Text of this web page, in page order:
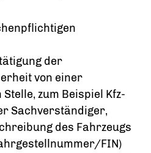
der
von einer
zum Beispiel Kfz-
Sachverständiger,
des Fahrzeugs
FIN)